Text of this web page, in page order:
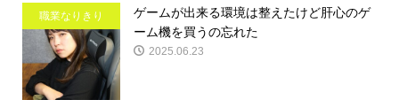
職業なりきり
ゲームが出来る環境は整えたけど肝心のゲ
ーム機を買うの忘れた
2025.06.23